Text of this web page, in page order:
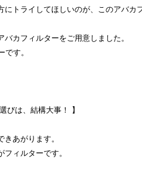
にトライしてほしいのが、このアバカ
バカフィルターをご用意しました。
です。
びは、結構大事！ 】
きあがります。
ィルターです。